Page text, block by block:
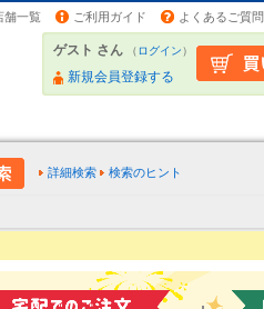
舗一覧 ご利用ガイド よくあるご質問
ゲスト さん （ログイン）
新規会員登録する
詳細検索 検索のヒント